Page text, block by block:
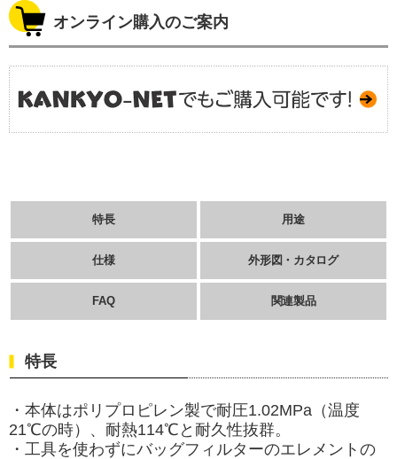
オンライン購入のご案内
特長 用途
仕様 外形図・カタログ
FAQ 関連製品
特長
・本体はポリプロピレン製で耐圧1.02MPa（温度
21℃の時）、耐熱114℃と耐久性抜群。
・工具を使わずにバッグフィルターのエレメントの